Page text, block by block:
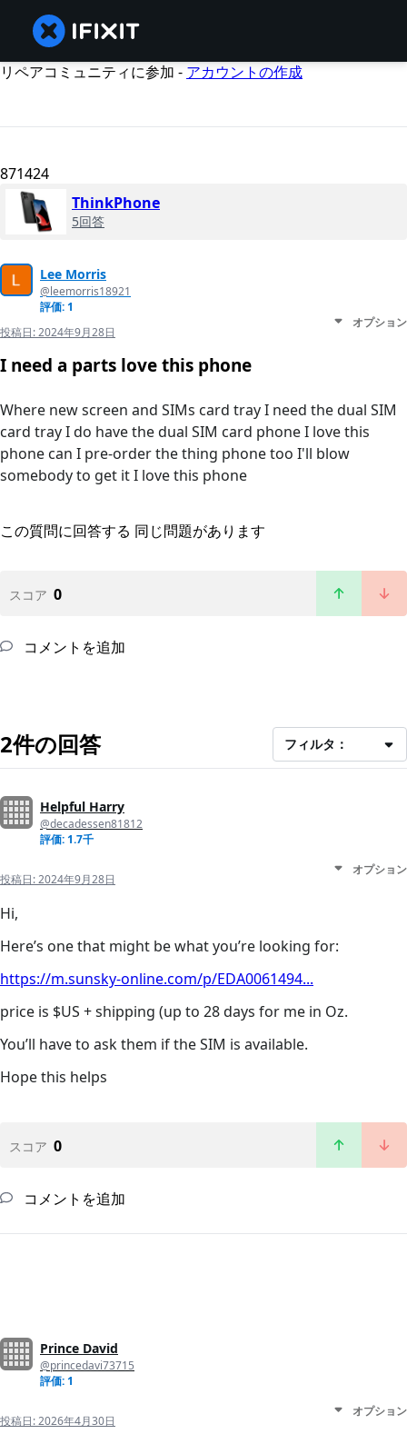
リペアコミュニティに参加 - アカウントの作成
871424
ThinkPhone
5回答
Lee Morris
@leemorris18921
評価: 1
投稿日:2024年9月28日
オプション
I need a parts love this phone
Where new screen and SIMs card tray I need the dual SIM
card tray I do have the dual SIM card phone I love this
phone can I pre-order the thing phone too I'll blow
somebody to get it I love this phone
この質問に回答する 同じ問題があります
スコア 0
コメントを追加
2件の回答 フィルタ：
Helpful Harry
@decadessen81812
評価: 1.7千
投稿日:2024年9月28日
オプション
Hi,
Here’s one that might be what you’re looking for:
https://m.sunsky-online.com/p/EDA0061494...
price is $US + shipping (up to 28 days for me in Oz.
You’ll have to ask them if the SIM is available.
Hope this helps
スコア 0
コメントを追加
Prince David
@princedavi73715
評価: 1
投稿日:2026年4月30日
オプション